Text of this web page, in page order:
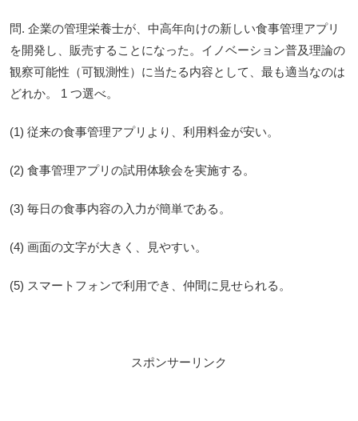
問. 企業の管理栄養士が、中高年向けの新しい食事管理アプリ
を開発し、販売することになった。イノベーション普及理論の
観察可能性（可観測性）に当たる内容として、最も適当なのは
どれか。 1 つ選べ。
(1) 従来の食事管理アプリより、利用料金が安い。
(2) 食事管理アプリの試用体験会を実施する。
(3) 毎日の食事内容の入力が簡単である。
(4) 画面の文字が大きく、見やすい。
(5) スマートフォンで利用でき、仲間に見せられる。
スポンサーリンク